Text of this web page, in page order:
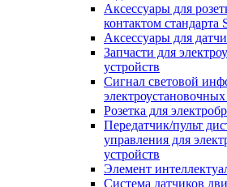
Аксессуары для
контактом стандарта
Аксессуары для
Запчасти для
устройств
Сигнал световой
Розетка для
Передатчик/пульт
управления для
устройств
Элемент
Система датчиков